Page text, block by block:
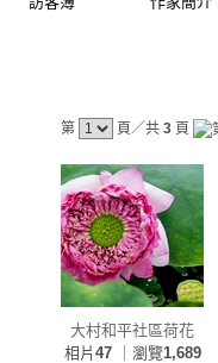
第
頁／共 3 頁
大村和平社區荷花
相片 47｜瀏覽1,689